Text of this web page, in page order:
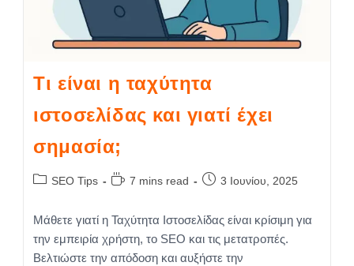
Τι είναι η ταχύτητα
ιστοσελίδας και γιατί έχει
σημασία;
SEO Tips 7 mins read 3 Ιουνίου, 2025
Μάθετε γιατί η Ταχύτητα Ιστοσελίδας είναι κρίσιμη για
την εμπειρία χρήστη, το SEO και τις μετατροπές.
Βελτιώστε την απόδοση και αυξήστε την